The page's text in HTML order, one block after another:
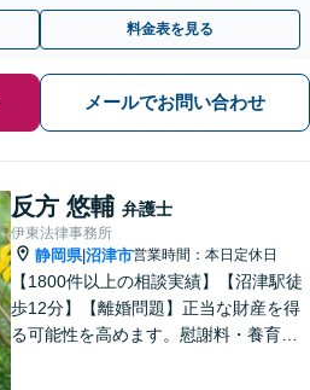
料金表を見る
メールでお問い合わせ
反方 悠輔 弁護士
伊東法律事務所
静岡県|沼津市営業時間：本日定休日
【1800件以上の相談実績】【沼津駅徒
歩12分】【離婚問題】正当な財産を得
る可能性を高めます。慰謝料・養育費